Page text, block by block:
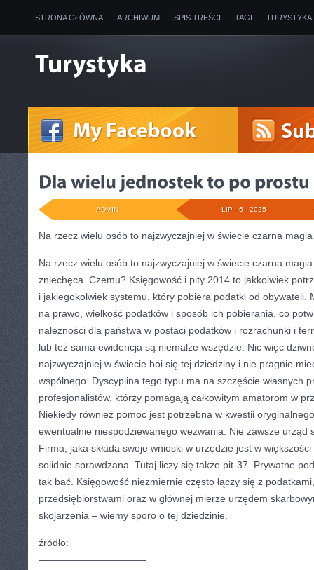
STRONA GŁÓWNA ARCHIWUM SPIS TREŚCI TAGI
LIP - 6 - 2025
ADMIN
Na rzecz wielu osób to najzwyczajniej w świecie czarna magia
Na rzecz wielu osób to najzwyczajniej w świecie czarna
zniechęca. Czemu? Księgowość i pity 2014 to jakkolwiek
i jakiegokolwiek systemu, który pobiera podatki od obywateli.
na prawo, wielkość podatków i sposób ich pobierania, co
należności dla państwa w postaci podatków i rozrachunki i
lub też sama ewidencja są niemalże wszędzie. Nic więc
najzwyczajniej w świecie boi się tej dziedziny i nie pragnie
wspólnego. Dyscyplina tego typu ma na szczęście własnych
profesjonalistów, którzy pomagają całkowitym amatorom w
Niekiedy również pomoc jest potrzebna w kwestii
ewentualnie niespodziewanego wezwania. Nie zawsze urząd
Firma, jaka składa swoje wnioski w urzędzie jest w
solidnie sprawdzana. Tutaj liczy się także pit-37. Prywatne
tak bać. Księgowość niezmiernie często łączy się z
przedsiębiorstwami oraz w głównej mierze urzędem
skojarzenia – wiemy sporo o tej dziedzinie.
źródło:
———————————